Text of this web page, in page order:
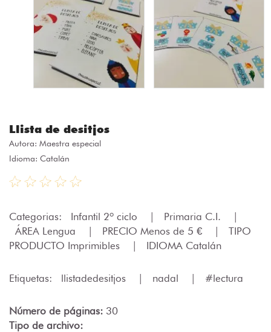
Llista de desitjos
Autora: Maestra especial
Idioma: Catalán
Categorias: Infantil 2º ciclo | Primaria C.I.
|
ÁREA Lengua
| PRECIO Menos de 5 € |
TIPO
PRODUCTO Imprimibles
| IDIOMA Catalán
Etiquetas: llistadedesitjos | nadal | #lectura
Número de páginas: 30
Tipo de archivo: